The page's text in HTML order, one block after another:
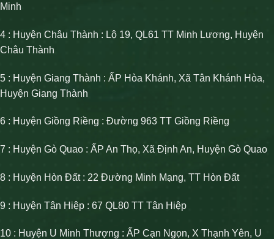
Minh
4 : Huyện Châu Thành : Lộ 19, QL61 TT Minh Lương, Huyện
Châu Thành
5 : Huyện Giang Thành : ẤP Hòa Khánh, Xã Tân Khánh Hòa,
Huyện Giang Thành
6 : Huyện Giồng Riềng : Đường 963 TT Giồng Riềng
7 : Huyện Gò Quao : ẤP An Thọ, Xã Định An, Huyện Gò Quao
8 : Huyện Hòn Đất : 22 Đường Minh Mạng, TT Hòn Đất
9 : Huyện Tân Hiệp : 67 QL80 TT Tân Hiệp
10 : Huyện U Minh Thượng : ẤP Cạn Ngọn, X Thạnh Yên, U